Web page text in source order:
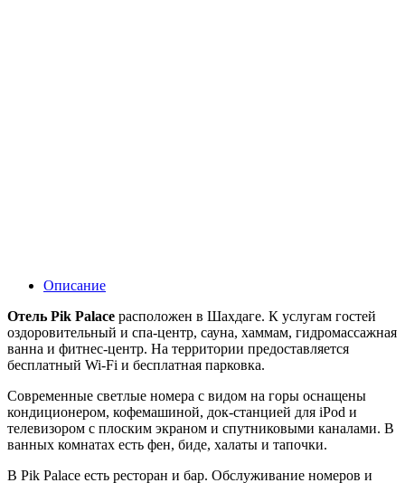
Описание
Отель Pik Palace расположен в Шахдаге. К услугам гостей
оздоровительный и спа-центр, сауна, хаммам, гидромассажная
ванна и фитнес-центр. На территории предоставляется
бесплатный Wi-Fi и бесплатная парковка.
Современные светлые номера с видом на горы оснащены
кондиционером, кофемашиной, док-станцией для iPod и
телевизором с плоским экраном и спутниковыми каналами. В
ванных комнатах есть фен, биде, халаты и тапочки.
В Pik Palace есть ресторан и бар. Обслуживание номеров и